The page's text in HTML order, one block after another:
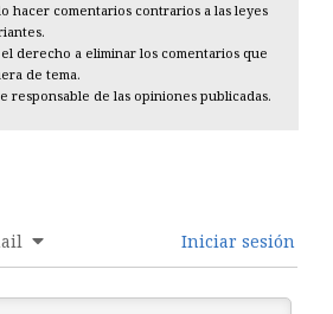
hacer comentarios contrarios a las leyes
derecho a eliminar los comentarios que
de tema.
responsable de las opiniones publicadas.
Iniciar sesión